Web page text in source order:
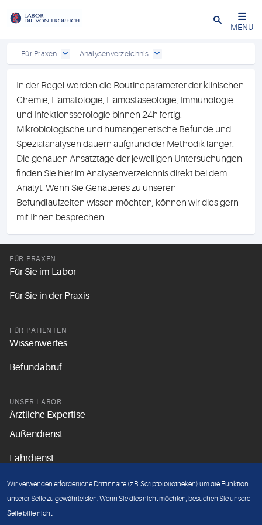
Close
MENU
Für Praxen Analysenverzeichnis
In der Regel werden die Routineparameter der klinischen
Chemie, Hämatologie, Hämostaseologie, Immunologie
und Infektionsserologie binnen 24h fertig.
Mikrobiologische und humangenetische Befunde und
Spezialanalysen dauern aufgrund der Methodik länger.
Die genauen Ansatztage der jeweiligen Untersuchungen
finden Sie hier im Analysenverzeichnis direkt bei dem
Analyt. Wenn Sie Genaueres zu unseren
Befundlaufzeiten wissen möchten, können wir dies gern
mit Ihnen besprechen.
FÜR PRAXEN
Für Sie im Labor
Für Sie in der Praxis
FÜR PATIENTEN
Wissenwertes
Befundabruf
UNSER LABOR
Ärztliche Expertise
Außendienst
Fahrdienst
Unsere Grundsätze
Wir verwenden erforderliche Drittinhalte (z.B. Scriptbibliotheken) um die Funktion
unserer Seite zu gewährleisten. Wenn Sie dies nicht möchten, besuchen Sie unsere
Seite bitte nicht.